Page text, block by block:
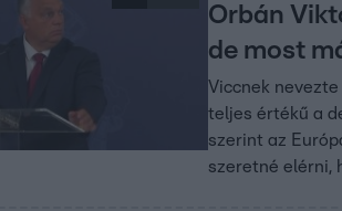
Orbán
de most
Viccnek
teljes értékű a
szerint az
szeretné elérni,